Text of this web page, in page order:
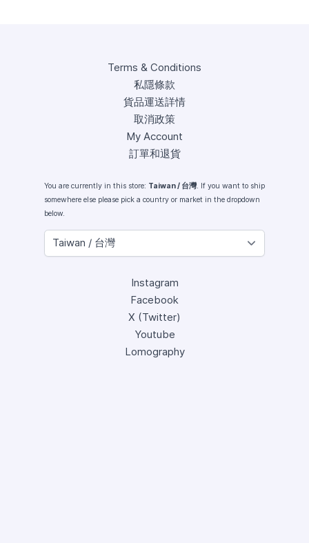
Terms & Conditions
私隱條款
貨品運送詳情
取消政策
My Account
訂單和退貨
You are currently in this store: Taiwan / 台灣. If you want to ship
somewhere else please pick a country or market in the dropdown
below.
Instagram
Facebook
X (Twitter)
Youtube
Lomography